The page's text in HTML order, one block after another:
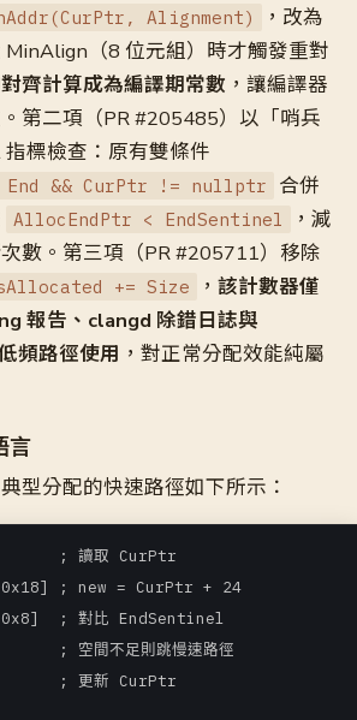
Alignment)
，改為
（8 位元組）時才觸發重對
齊計算成為編譯期常數 ，讓編譯器
第二項（PR #205485）以「哨兵
標檢查：原有雙條件
End && CurPtr != nullptr
合併
AllocEndPtr < EndSentinel
，減
數。第三項（PR #205711）移除
+= Size ， 該計數器僅
報告、clangd 除錯日誌與
頻路徑使用 ，對正常分配效能純屬
言
型分配的快速路徑如下所示：
; 讀取 CurPtr
; new = CurPtr + 24
; 對比 EndSentinel
空間不足則跳慢速路徑
; 更新 CurPtr